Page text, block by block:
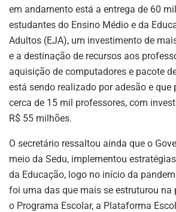
em andamento está a entrega de 60
estudantes do Ensino Médio e da
Adultos (EJA), um investimento de
e a destinação de recursos aos
aquisição de computadores e pacote
está sendo realizado por adesão e que
cerca de 15 mil professores, com
R$ 55 milhões.
O secretário ressaltou ainda que o
meio da Sedu, implementou
da Educação, logo no início da
foi uma das que mais se estruturou na
o Programa Escolar, a Plataforma